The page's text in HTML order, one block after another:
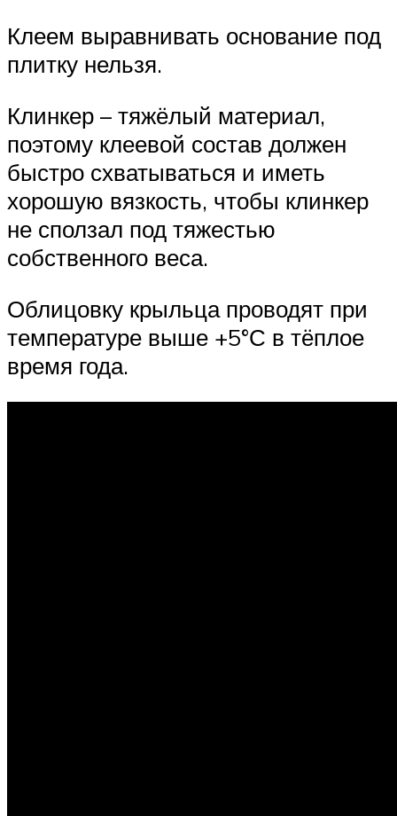
Клеем выравнивать основание под
плитку нельзя.
Клинкер – тяжёлый материал,
поэтому клеевой состав должен
быстро схватываться и иметь
хорошую вязкость, чтобы клинкер
не сползал под тяжестью
собственного веса.
Облицовку крыльца проводят при
температуре выше +5°С в тёплое
время года.